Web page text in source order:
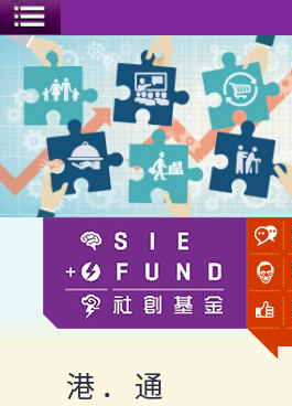
菜单开关
港．通
港．通